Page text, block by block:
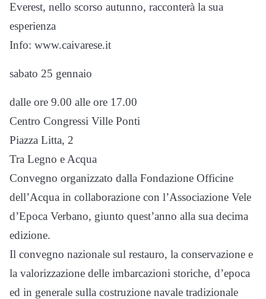
Everest, nello scorso autunno, racconterà la sua
esperienza
Info: www.caivarese.it
sabato 25 gennaio
dalle ore 9.00 alle ore 17.00
Centro Congressi Ville Ponti
Piazza Litta, 2
Tra Legno e Acqua
Convegno organizzato dalla Fondazione Officine
dell’Acqua in collaborazione con l’Associazione Vele
d’Epoca Verbano, giunto quest’anno alla sua decima
edizione.
Il convegno nazionale sul restauro, la conservazione e
la valorizzazione delle imbarcazioni storiche, d’epoca
ed in generale sulla costruzione navale tradizionale